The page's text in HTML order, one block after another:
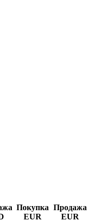
Покупка
EUR
Продажа
EUR